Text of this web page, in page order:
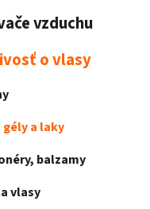
vzduchu
o vlasy
a laky
balzamy
vlasy